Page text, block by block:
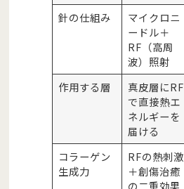
針の仕組み
マイクロニ
ードル＋
RF（高周
波）照射
作用する層
真皮層にRF
で直接熱エ
ネルギーを
届ける
コラーゲン
生成力
RFの熱刺激
＋創傷治癒
の二重効果